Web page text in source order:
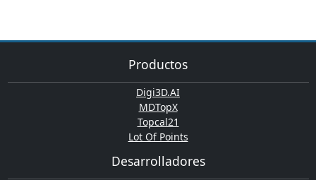
Productos
Digi3D.AI
MDTopX
Topcal21
Lot Of Points
Desarrolladores